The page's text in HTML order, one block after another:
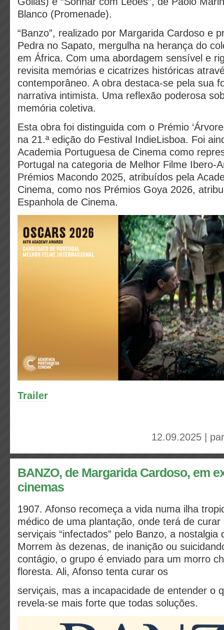
Blanco (Promenade).
“Banzo”, realizado por Margarida Cardoso e
Pedra no Sapato, mergulha na herança do
em África. Com uma abordagem sensível e
revisita memórias e cicatrizes históricas
contemporâneo. A obra destaca-se pela sua
narrativa intimista. Uma reflexão poderosa
memória coletiva.
Esta obra foi distinguida com o Prémio
na 21.ª edição do Festival IndieLisboa. Foi
Academia Portuguesa de Cinema como
Portugal na categoria de Melhor Filme Ibero-
Prémios Macondo 2025, atribuídos pela
Cinema, como nos Prémios Goya 2026,
Espanhola de Cinema.
Trailer
12.09.2025 |
BANZO, de Margarida Cardoso, em
cinemas
1907. Afonso recomeça a vida numa ilha
médico de uma plantação, onde terá de curar
serviçais “infectados” pelo Banzo, a nostalgia
Morrem às dezenas, de inanição ou
contágio, o grupo é enviado para um morro
floresta. Ali, Afonso tenta curar os
serviçais, mas a incapacidade de entender o
revela-se mais forte que todas soluções.